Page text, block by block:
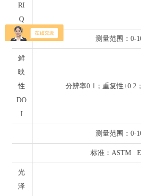
RI
Q
测量范围：0-
鲜
映
性
DO
I
分辨率0.1；重复性±0.2
测量范围：0-
标准：ASTM
光
泽